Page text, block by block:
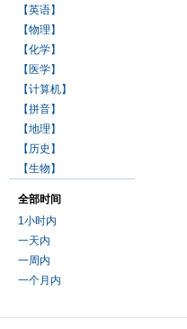
【英语】
【物理】
【化学】
【医学】
【计算机】
【拼音】
【地理】
【历史】
【生物】
全部时间
1小时内
一天内
一周内
一个月内